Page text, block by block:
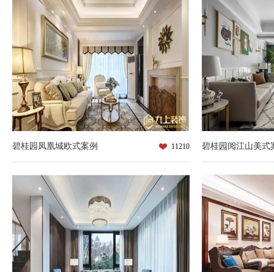
碧桂园凤凰城欧式案例 11210 碧桂园阅江山美式